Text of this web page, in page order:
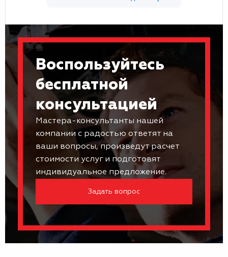
Воспользуйтесь
бесплатной
консультацией
Мастера-консультанты нашей
компании с радостью ответят на
ваши вопросы, произведут расчет
стоимости услуг и подготовят
индивидуальное предложение.
Задать вопрос